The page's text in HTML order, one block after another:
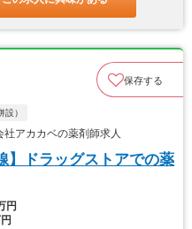
保存する
設）
アカカベの薬剤師求人
】ドラッグストアでの薬
円